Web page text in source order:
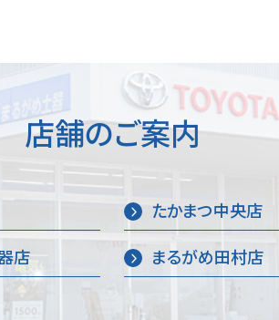
店舗のご案内
たかまつ中央店
店 まるがめ田村店